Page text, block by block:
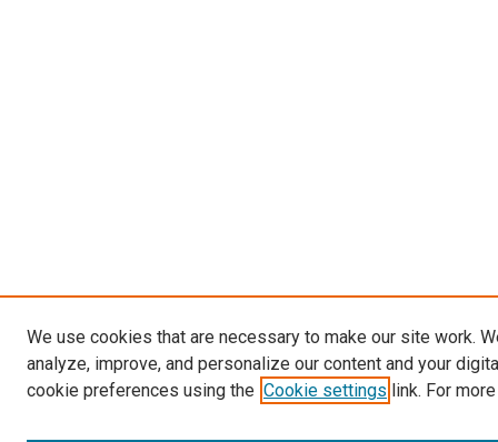
We use cookies that are necessary to make our site work.
analyze, improve, and personalize our content and your
cookie preferences using the Cookie settings link. For